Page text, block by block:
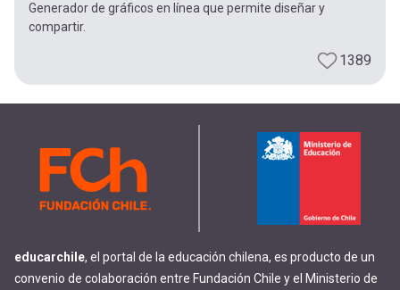
Generador de gráficos en línea que permite diseñar y
compartir.
1389
educarchile, el portal de la educación chilena, es producto de un
convenio de colaboración entre Fundación Chile y el Ministerio de